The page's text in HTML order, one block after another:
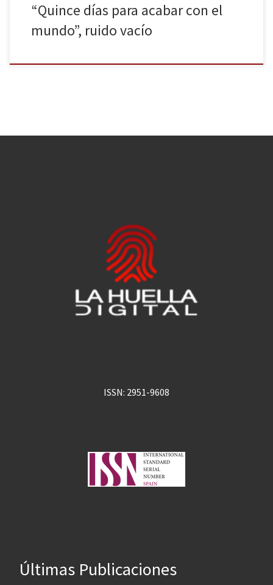
“Quince días para acabar con el
mundo”, ruido vacío
ISSN: 2951-9608
Últimas Publicaciones